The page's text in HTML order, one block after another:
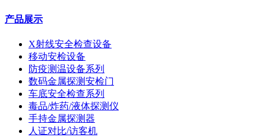
产品展示
X射线安全检查设备
移动安检设备
防疫测温设备系列
数码金属探测安检门
车底安全检查系列
毒品/炸药/液体探测仪
手持金属探测器
人证对比/访客机